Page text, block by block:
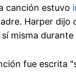
canción estuvo
Harper dijo
misma
fue escrita